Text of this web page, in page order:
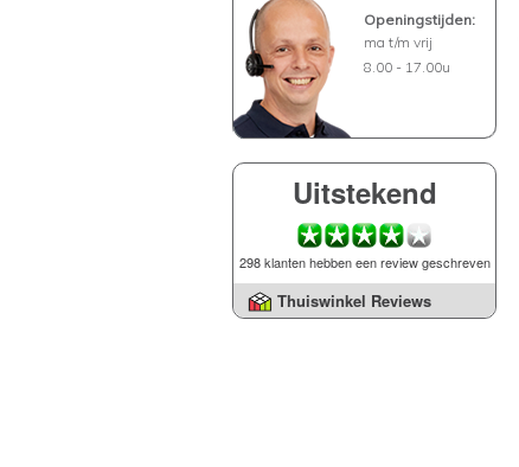
Openingstijden:
ma t/m vrij
8.00 - 17.00u
Uitstekend
298 klanten hebben een review geschreven
Thuiswinkel Reviews